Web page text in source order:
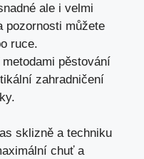
ale i velmi
pozornosti můžete
ruce.
pěstování
zahradničení
sklizně a techniku
chuť a